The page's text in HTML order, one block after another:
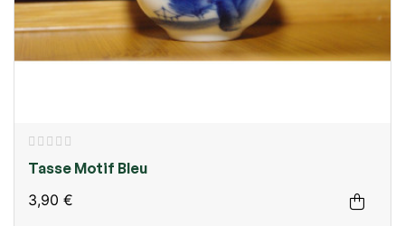
Tasse Motif Bleu
3,90 €